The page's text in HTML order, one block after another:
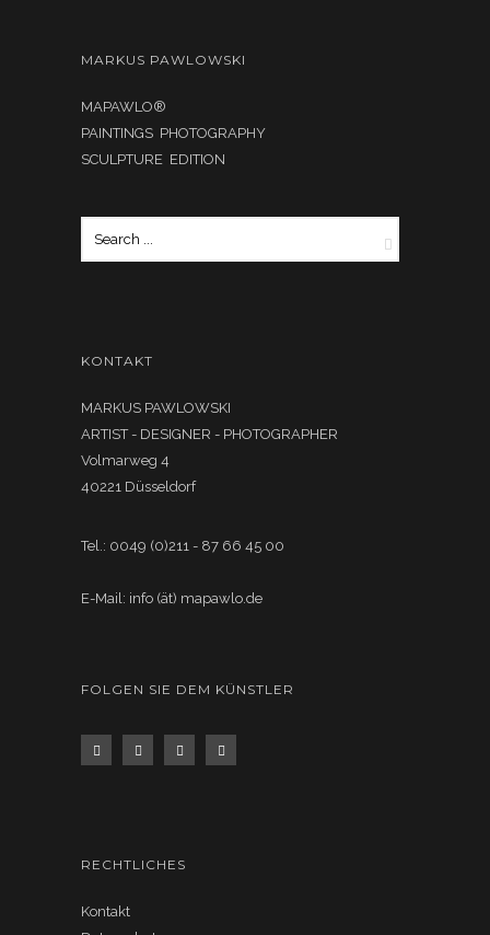
MARKUS PAWLOWSKI
MAPAWLO®
PAINTINGS PHOTOGRAPHY
SCULPTURE EDITION
KONTAKT
MARKUS PAWLOWSKI
ARTIST - DESIGNER - PHOTOGRAPHER
Volmarweg 4
40221 Düsseldorf
Tel.: 0049 (0)211 - 87 66 45 00
E-Mail: info (ät) mapawlo.de
FOLGEN SIE DEM KÜNSTLER
RECHTLICHES
Kontakt